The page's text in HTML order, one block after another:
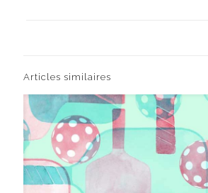
Articles similaires